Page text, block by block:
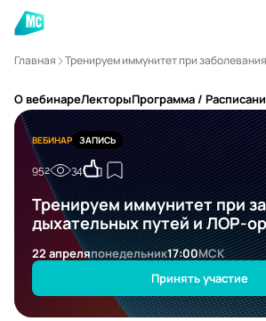
Главная Тренируем иммунитет при
О вебинареЛекторыПрограмма /
ВЕБИНАР ЗАПИСЬ
952 34
Тренируем иммунитет при
дыхательных путей и ЛОР-
22 апреляпонедельник17:00МСК
Принять участие